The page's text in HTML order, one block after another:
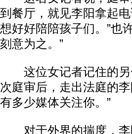
到餐厅，就见李阳拿起
想好好陪陪孩子们。”也
刻意为之。”
这位女记者记住的另
次庭审后，走出法庭的
有多少媒体关注你。”
对于外界的揣度，李